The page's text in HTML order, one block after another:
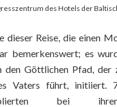
des Hotels der
dieser Reise, die einen
bemerkenswert; es
den Göttlichen Pfad, der
Vaters führt, initiiert.
bei